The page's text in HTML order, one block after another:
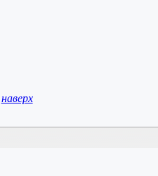
наверх